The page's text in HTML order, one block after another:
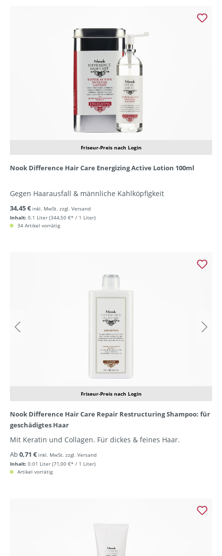
Friseur-Preis nach Login
Nook Difference Hair Care Energizing Active Lotion 100ml
Gegen Haarausfall & männliche Kahlköpfigkeit
Inhalt: 0.1 Liter (344,50 €* / 1 Liter)
34,45 € inkl. MwSt. zzgl. Versand
34 Artikel vorrätig
Friseur-Preis nach Login
Nook Difference Hair Care Repair Restructuring Shampoo: für
geschädigtes Haar
Mit Keratin und Collagen. Für dickes & feines Haar.
Inhalt: 0.01 Liter (71,00 €* / 1 Liter)
Ab0,71 € inkl. MwSt. zzgl. Versand
Artikel vorrätig